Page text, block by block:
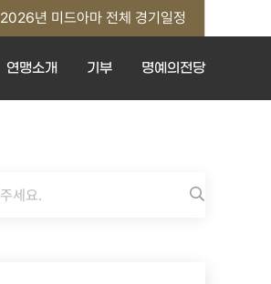
2026년 미드아마 전체 경기일정
연맹소개 기부 명예의전당